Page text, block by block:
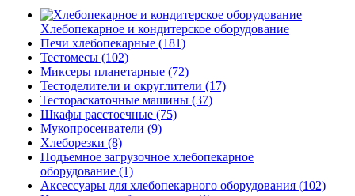
Хлебопекарное и кондитерское оборудование
Печи хлебопекарные (181)
Тестомесы (102)
Миксеры планетарные (72)
Тестоделители и округлители (17)
Тестораскаточные машины (37)
Шкафы расстоечные (75)
Мукопросеиватели (9)
Хлеборезки (8)
Подъемное загрузочное хлебопекарное
оборудование (1)
Аксессуары для хлебопекарного оборудования (102)